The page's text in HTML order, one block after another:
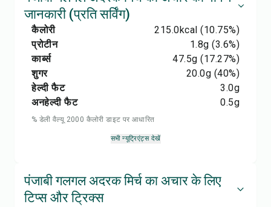
जानकारी (प्रति सर्विंग)
कैलोरी 215.0kcal (10.75%)
प्रोटीन
1.8g (3.6%)
कार्ब्स
47.5g (17.27%)
शुगर
20.0g (40%)
हेल्दी फैट
3.0g
अनहेल्दी फैट
0.5g
% डेली वैल्यू 2000 कैलोरी डाइट पर आधारित
सभी न्यूट्रिएंट्स देखें
पंजाबी गलगल अदरक मिर्च का अचार के लिए
टिप्स और ट्रिक्स